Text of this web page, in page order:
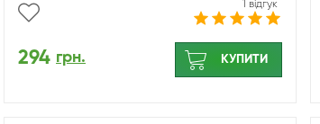
1 відгук
294 грн. КУПИТИ